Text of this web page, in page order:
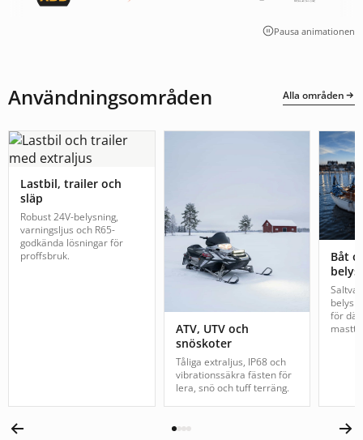
Pausa animationen
Användningsområden Alla områden
Lastbil, trailer och
släp
Robust 24V-belysning,
varningsljus och R65-
godkända lösningar för
proffsbruk.
ATV, UTV och
snöskoter
Tåliga extraljus, IP68 och
vibrationssäkra fästen för
lera, snö och tuff terräng.
Båt
för